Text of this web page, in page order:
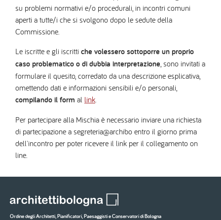
su problemi normativi e/o procedurali, in incontri comuni
aperti a tutte/i che si svolgono dopo le sedute della
Commissione.
Le iscritte e gli iscritti che volessero sottoporre un proprio
caso problematico o di dubbia interpretazione , sono invitati a
formulare il quesito, corredato da una descrizione esplicativa,
omettendo dati e informazioni sensibili e/o personali,
compilando il form al link
Per partecipare alla Mischia è necessario inviare una richiesta
di partecipazione a segreteria@archibo entro il giorno prima
dell'incontro per poter ricevere il link per il collegamento on
line.
Ordine degli Architetti, Pianificatori, Paesaggisti e Conservatori di Bologna